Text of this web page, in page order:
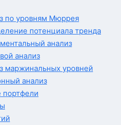
по уровням Мюррея
потенциала тренда
анализ
анализ
маржинальных уровней
анализ